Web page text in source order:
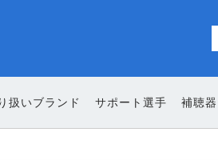
扱いブランド サポート選手 補聴器